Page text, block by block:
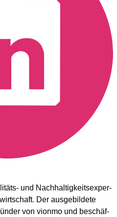
und Nach­hal­tig­keits­exper­
Der aus­ge­bil­de­te
von vion­mo und beschäf­